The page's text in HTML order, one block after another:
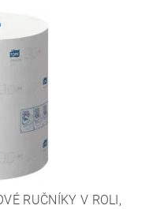
RUČNÍKY V ROLI,